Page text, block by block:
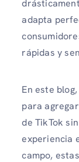
adapta
rápidas y
En este
para
de TikTok
experiencia
campo,